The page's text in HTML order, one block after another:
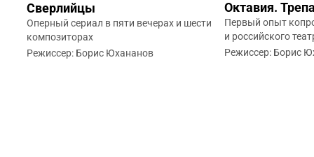
Сверлийцы
Оперный сериал в пяти вечерах и шести
композиторах
Режиссер: Борис Юхананов
Октавия.
Первый опыт
и российского
Режиссер: Борис